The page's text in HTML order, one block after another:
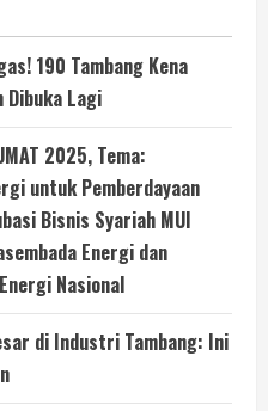
190 Tambang Kena
Dibuka Lagi
2025, Tema:
untuk Pemberdayaan
Bisnis Syariah MUI
Energi dan
Nasional
di Industri Tambang: Ini